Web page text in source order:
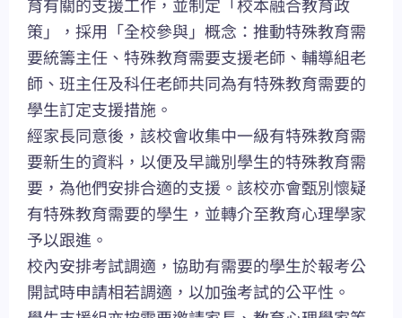
策」，採用「全校參與」概念：推動特殊教育需
要統籌主任、特殊教育需要支援老師、輔導組老
師、班主任及科任老師共同為有特殊教育需要的
學生訂定支援措施。
經家長同意後，該校會收集中一級有特殊教育需
要新生的資料，以便及早識別學生的特殊教育需
要，為他們安排合適的支援。該校亦會甄別懷疑
有特殊教育需要的學生，並轉介至教育心理學家
予以跟進。
校內安排考試調適，協助有需要的學生於報考公
開試時申請相若調適，以加強考試的公平性。